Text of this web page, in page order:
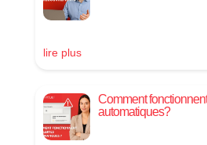
lire plus
Comment
automatiques?